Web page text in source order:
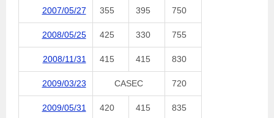
2007/05/27 355 395 750
2008/05/25 425 330 755
2008/11/31 415 415 830
2009/03/23 CASEC 720
2009/05/31 420 415 835